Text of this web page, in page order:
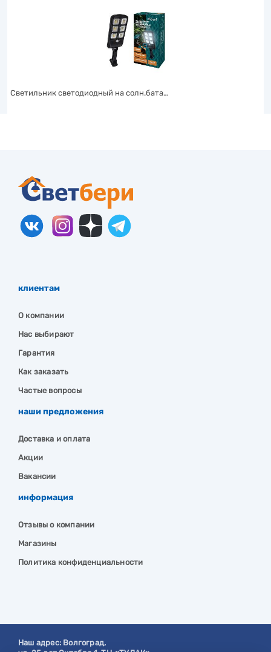
Светильник светодиодный на солн.бата…
клиентам
О компании
Нас выбирают
Гарантия
Как заказать
Частые вопросы
наши предложения
Доставка и оплата
Акции
Вакансии
информация
Отзывы о компании
Магазины
Политика конфиденциальности
Наш адрес: Волгоград,